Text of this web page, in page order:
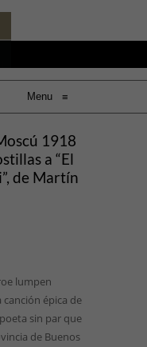
Menu ≡
1918
a “El
de Martín
lumpen
épica de
sin par que
de Buenos